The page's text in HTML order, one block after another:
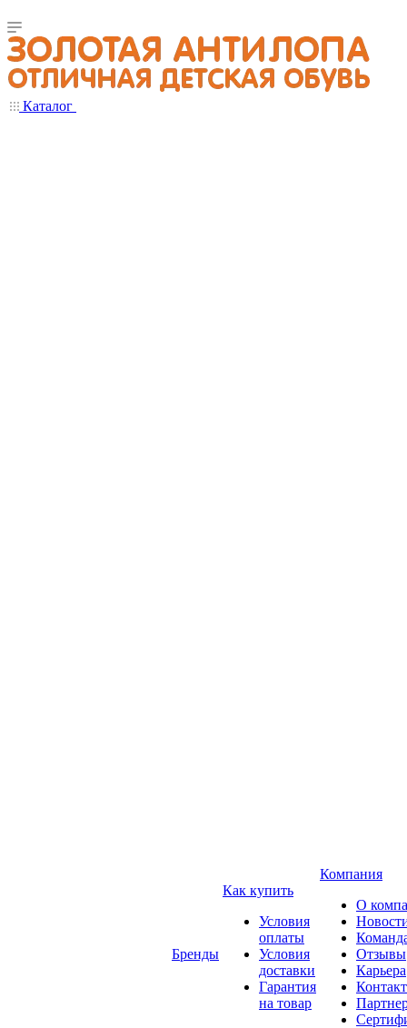
Каталог
Бренды
Как купить
Условия
оплаты
Условия
доставки
Гарантия
на товар
Компания
О
Отзывы
Карьера